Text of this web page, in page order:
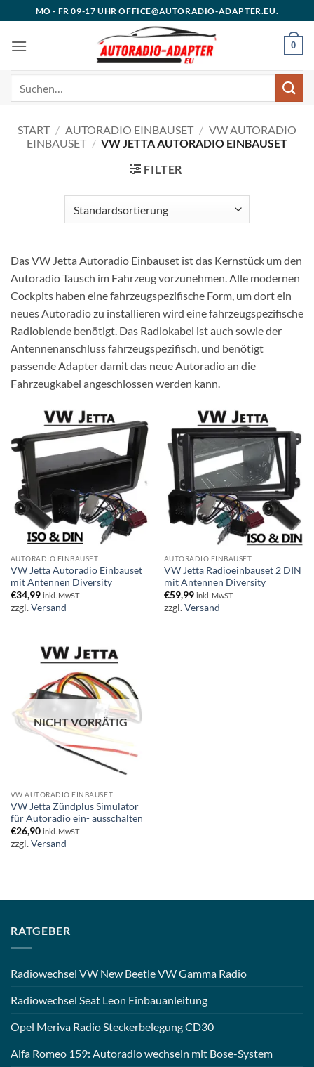
Inhalt
springen
MO - FR 09-17 UHR OFFICE@AUTORADIO-ADAPTER.EU.
0
START / AUTORADIO EINBAUSET / VW AUTORADIO
EINBAUSET / VW JETTA AUTORADIO EINBAUSET
FILTER
Das VW Jetta Autoradio Einbauset ist das Kernstück um den
Autoradio Tausch im Fahrzeug vorzunehmen. Alle modernen
Cockpits haben eine fahrzeugspezifische Form, um dort ein
neues Autoradio zu installieren wird eine fahrzeugspezifische
Radioblende benötigt. Das Radiokabel ist auch sowie der
Antennenanschluss fahrzeugspezifisch, und benötigt
passende Adapter damit das neue Autoradio an die
Fahrzeugkabel angeschlossen werden kann.
AUTORADIO EINBAUSET
VW Jetta Autoradio Einbauset
mit Antennen Diversity
€34,99 inkl. MwST
zzgl.Versand
AUTORADIO EINBAUSET
VW Jetta Radioeinbauset 2 DIN
mit Antennen Diversity
€59,99 inkl. MwST
zzgl.Versand
NICHT VORRÄTIG
VW AUTORADIO EINBAUSET
VW Jetta Zündplus Simulator
für Autoradio ein- ausschalten
€26,90 inkl. MwST
zzgl.Versand
RATGEBER
Radiowechsel VW New Beetle VW Gamma Radio
Radiowechsel Seat Leon Einbauanleitung
Opel Meriva Radio Steckerbelegung CD30
Alfa Romeo 159: Autoradio wechseln mit Bose-System